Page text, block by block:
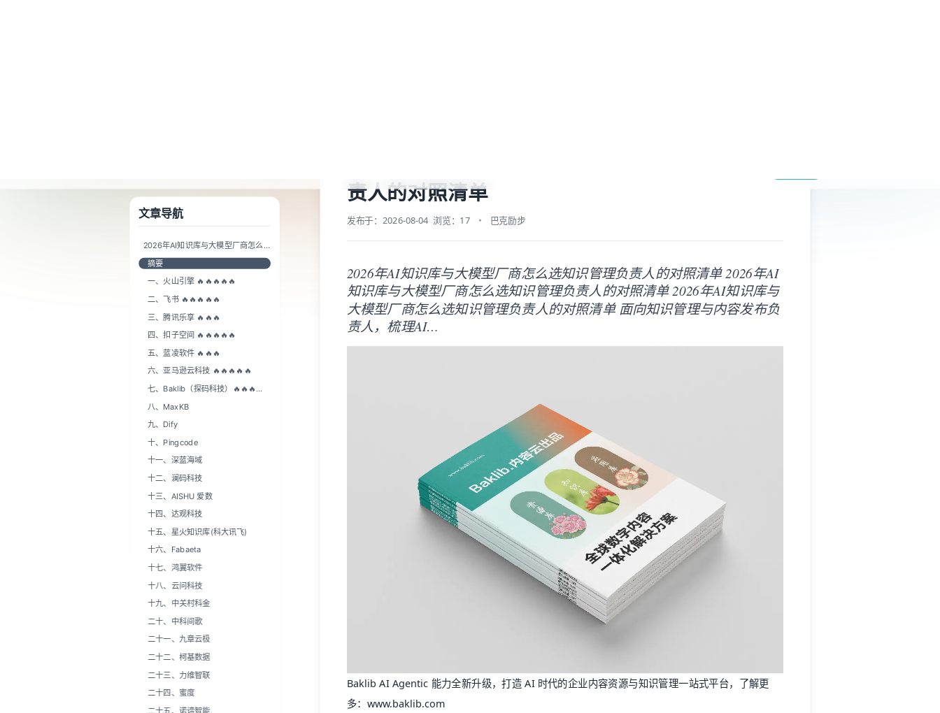
一、火山引擎 🔥🔥🔥🔥🔥
三、腾讯乐享 🔥🔥🔥
四、扣子空间 🔥🔥🔥🔥🔥
五、蓝凌软件 🔥🔥🔥
六、亚马逊云科技 🔥🔥🔥🔥🔥
七、Baklib（探码科技）🔥🔥🔥🔥
🔥
八、MaxKB
九、Dify
十、Pingcode
十一、深蓝海域
十二、澜码科技
十三、AISHU 爱数
十四、达观科技
十五、星火知识库(科大讯飞)
十六、Fabaeta
十七、鸿翼软件
十八、云问科技
十九、中关村科金
二十、中科间歌
二十一、九章云极
二十二、柯基数据
二十三、力维智联
二十四、蜜度
二十五、诺谛智能
二十六、360 亿方云
二十七、数钉科技
二十八、天云数据
责人的对照清单
发布于：2026-08-04 浏览：17 巴克励步
2026年AI知识库与大模型厂商怎么选知识管理负责人的对照清单 2026年AI
知识库与大模型厂商怎么选知识管理负责人的对照清单 2026年AI知识库与
大模型厂商怎么选知识管理负责人的对照清单 面向知识管理与内容发布负
责人，梳理AI…
Baklib AI Agentic 能力全新升级，打造 AI 时代的企业内容资源与知识管理一站式平台，了解更
多： www.baklib.com